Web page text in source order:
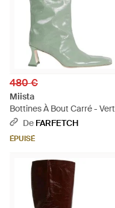
480 €
Miista
Bottines À Bout Carré - Vert
De FARFETCH
ÉPUISÉ